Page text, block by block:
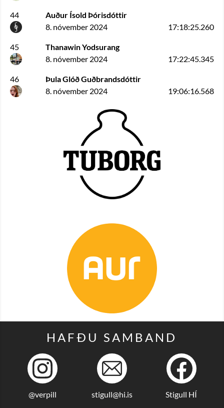
44
Auður Ísold Þórisdóttir
8. nóvember 2024
17:18:25.260
45
Thanawin Yodsurang
8. nóvember 2024
17:22:45.345
46
Þula Glóð Guðbrandsdóttir
8. nóvember 2024
19:06:16.568
HAFÐU SAMBAND
@verpill stigull@hi.is Stigull HÍ